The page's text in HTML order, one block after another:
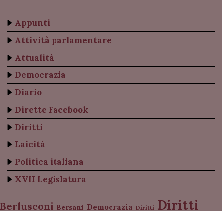
Appunti
Attività parlamentare
Attualità
Democrazia
Diario
Dirette Facebook
Diritti
Laicità
Politica italiana
XVII Legislatura
Berlusconi Bersani Democrazia Diritti Diritti